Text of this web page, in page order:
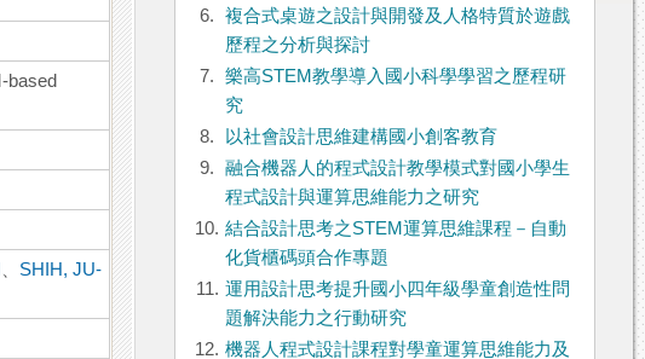
based
SHIH, JU-
6.
複合式桌遊之設計與開發及人格特質於遊戲
歷程之分析與探討
7.
樂高STEM教學導入國小科學學習之歷程研
究
8.
以社會設計思維建構國小創客教育
9.
融合機器人的程式設計教學模式對國小學生
程式設計與運算思維能力之研究
10. 結合設計思考之STEM運算思維課程－自動
化貨櫃碼頭合作專題
11. 運用設計思考提升國小四年級學童創造性問
題解決能力之行動研究
12. 機器人程式設計課程對學童運算思維能力及